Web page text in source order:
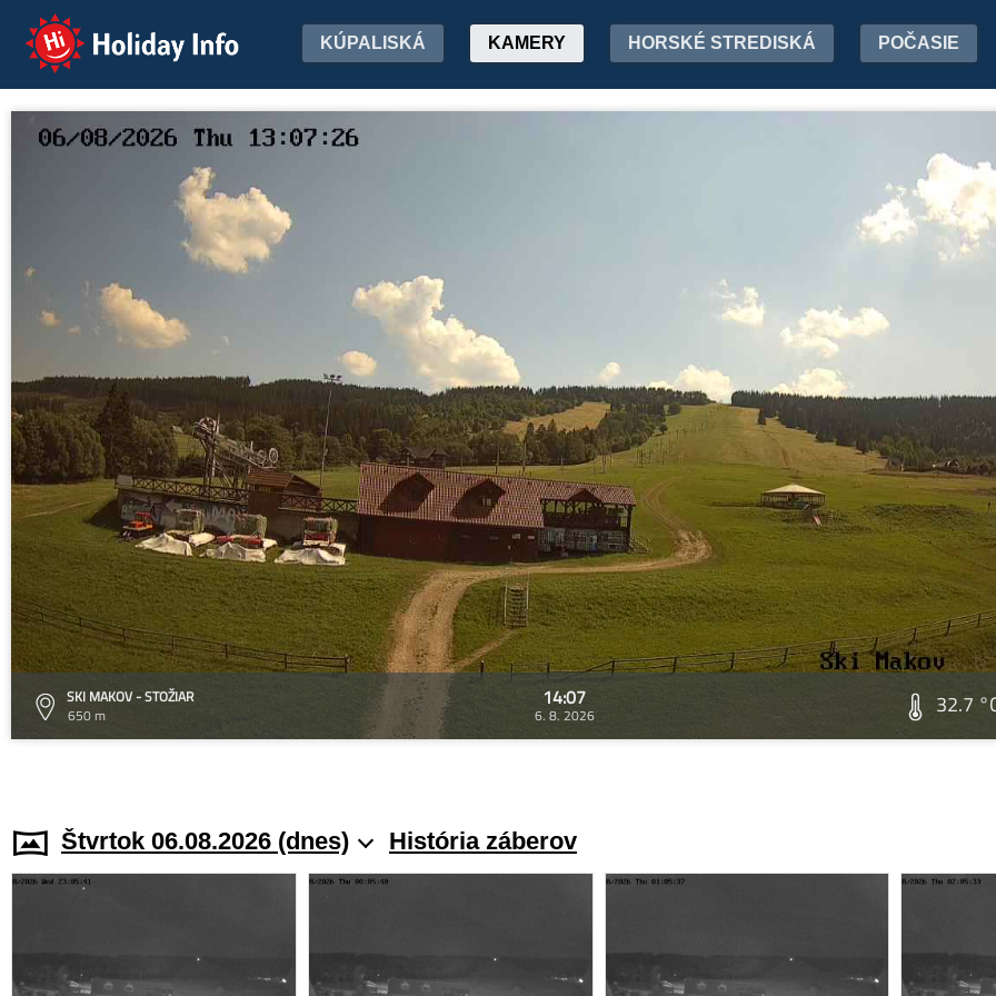
Holiday Info KÚPALISKÁ KAMERY HORSKÉ STREDISKÁ POČASIE
SKI MAKOV - STOŽIAR
650 m
14:07
6. 8. 2026 32.7
Štvrtok 06.08.2026 (dnes) História záberov